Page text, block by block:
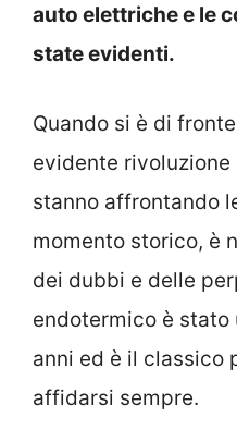
auto elettriche e le
state evidenti.
Quando si è di
evidente rivoluzione
stanno affrontando
momento storico, è
dei dubbi e delle
endotermico è
anni ed è il classico
affidarsi sempre.